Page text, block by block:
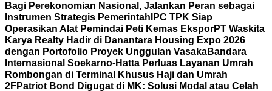
Bagi Perekonomian Nasional, Jalankan Peran sebagai
Instrumen Strategis Pemerintah IPC TPK Siap
Operasikan Alat Pemindai Peti Kemas EksporPT Waskita
Karya Realty Hadir di Danantara Housing Expo 2026
dengan Portofolio Proyek Unggulan VasakaBandara
Internasional Soekarno-Hatta Perluas Layanan Umrah
Rombongan di Terminal Khusus Haji dan Umrah
2FPatriot Bond Digugat di MK: Solusi Modal atau Celah